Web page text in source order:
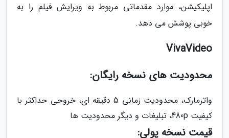
اپلیکیشن، موارد مقدماتی مربوط به ویرایش فیلم را به
خوبی پوشش می دهد.
VivaVideo
محدودیت های نسخه رایگان:
واترمارک، محدودیت زمانی 5 دقیقه ای، خروجی حداکثر با
کیفیت 480p، تبلیغات و دیگر محدودیت ها
قیمت نسخه پولی: